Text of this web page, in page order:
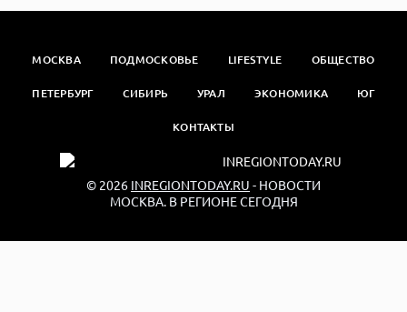
МОСКВА ПОДМОСКОВЬЕ LIFESTYLE ОБЩЕСТВО
ПЕТЕРБУРГ СИБИРЬ УРАЛ ЭКОНОМИКА ЮГ
КОНТАКТЫ
© 2026 INREGIONTODAY.RU - НОВОСТИ
МОСКВА. В РЕГИОНЕ СЕГОДНЯ